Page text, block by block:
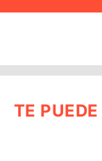
TE